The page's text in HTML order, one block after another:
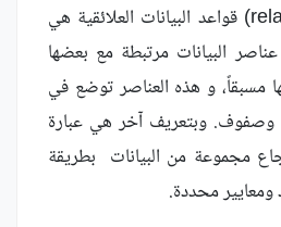
( relational databases) قواعد البيانات العلائقية هي
البيانات مرتبطة مع بعضها
مسبقاً، و هذه العناصر توضع في
وبتعريف آخر هي عبارة
مجموعة من البيانات بطريقة
محددة.